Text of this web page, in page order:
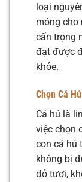
loại
móng cho
cẩn trọng
đạt được
khỏe.
Chọn Cá
Cá hú là
việc chọn
con cá hú
không bị
đỏ tươi,